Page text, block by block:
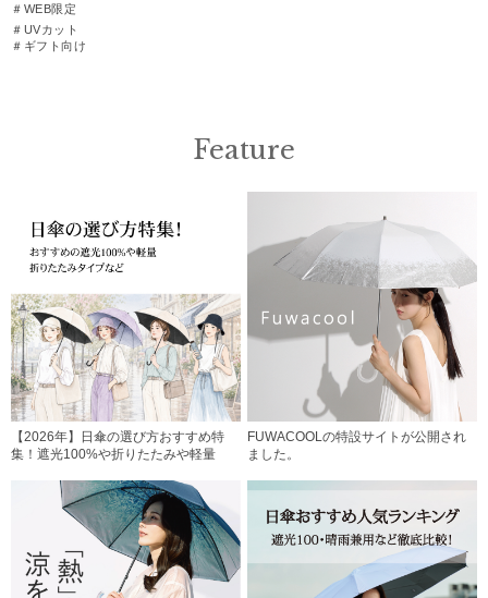
＃WEB限定
＃UVカット
＃ギフト向け
Feature
【2026年】日傘の選び方おすすめ特
集！遮光100%や折りたたみや軽量
FUWACOOLの特設サイトが公開され
ました。